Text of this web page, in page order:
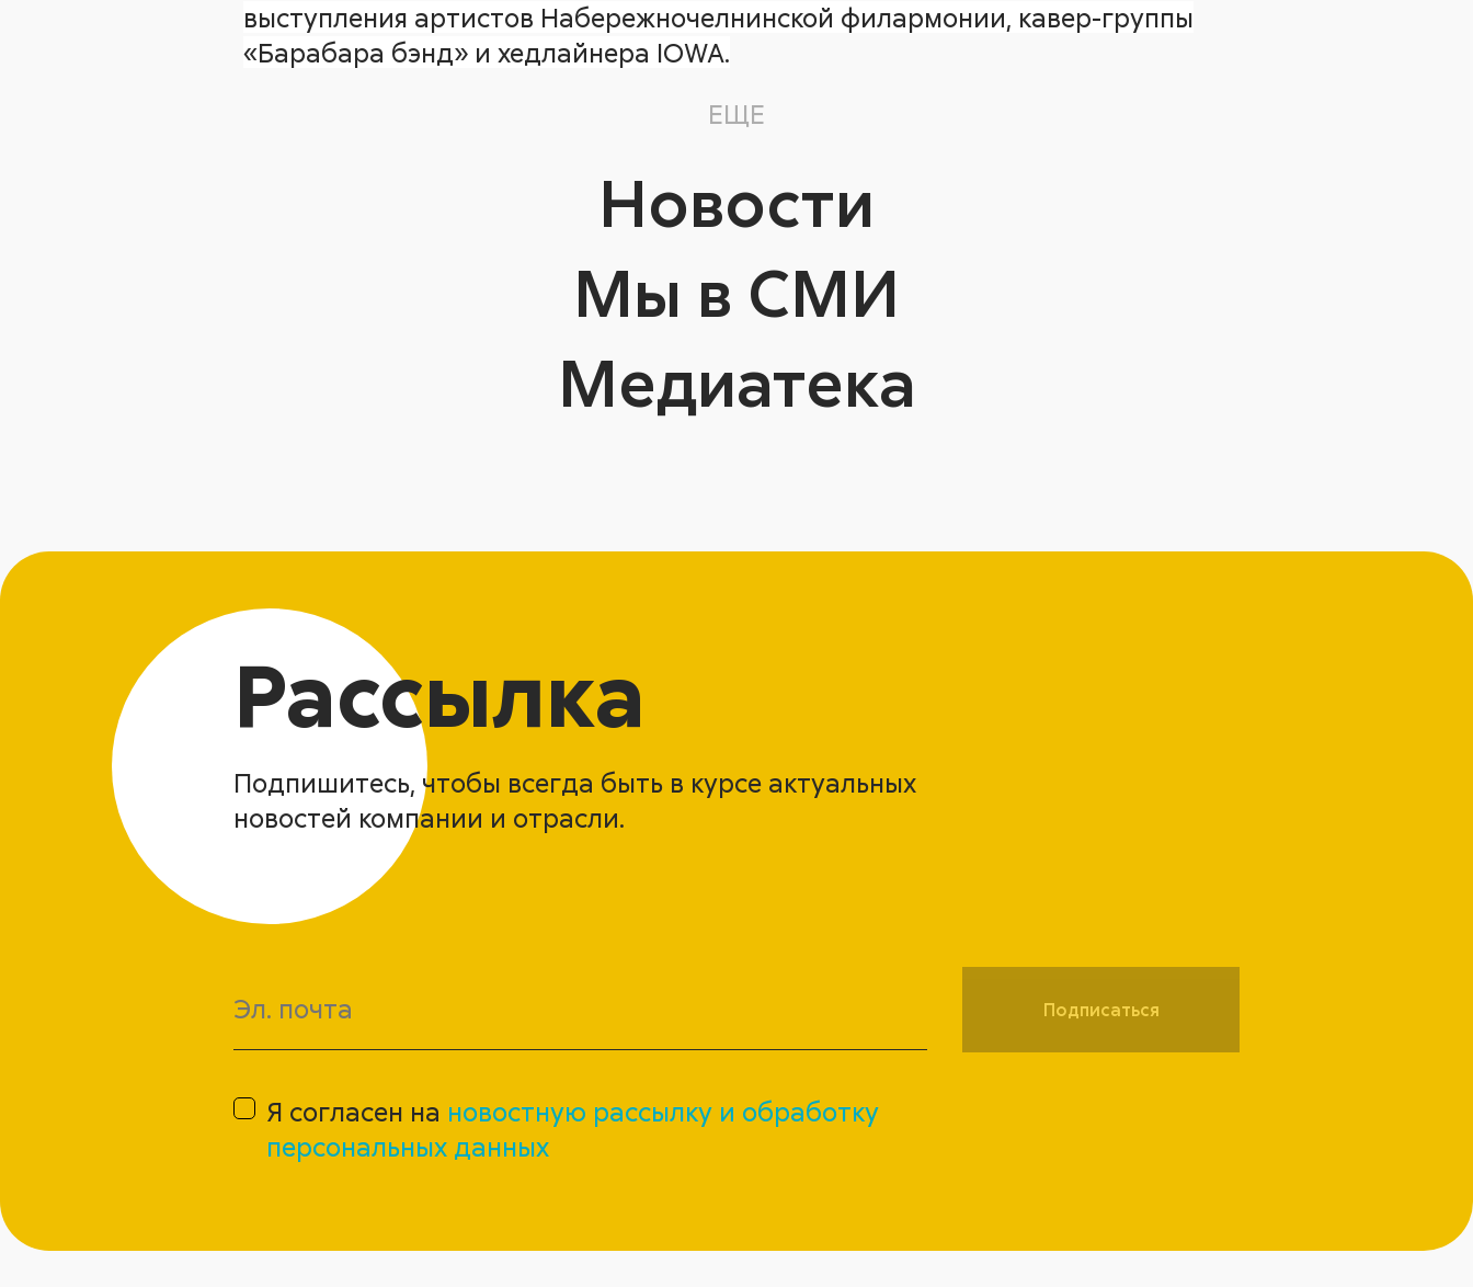
выступления артистов Набережночелнинской филармонии, кавер-группы
«Барабара бэнд» и хедлайнера IOWA.
ЕЩЕ
Новости
Мы в СМИ
Медиатека
Рассылка
Подпишитесь, чтобы всегда быть в курсе актуальных
новостей компании и отрасли.
Я согласен на новостную рассылку и обработку
персональных данных
Подписаться